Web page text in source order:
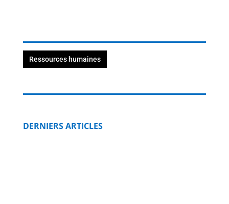
Ressources humaines
DERNIERS ARTICLES